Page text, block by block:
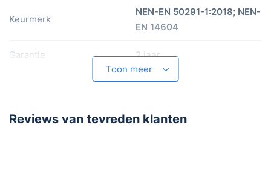
Keurmerk
NEN-EN 50291-1:2018; NEN-
EN 14604
Garantie 2 jaar
Levensduur batterij 1 - 3 jaar
Toon meer
Reviews van tevreden klanten